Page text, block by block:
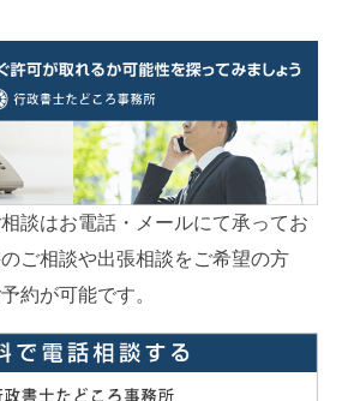
談はお電話・メールにて承ってお
ご相談や出張相談をご希望の方
約が可能です。